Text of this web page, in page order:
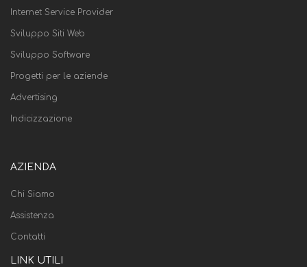
Internet Service Provider
Sviluppo Siti Web
Sviluppo Software
Progetti per le aziende
Advertising
Indicizzazione
AZIENDA
Chi Siamo
Assistenza
Contatti
LINK UTILI